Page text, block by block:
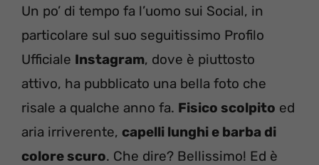
Un po’ di tempo fa l’uomo sui Social, in
particolare sul suo seguitissimo Profilo
Ufficiale Instagram, dove è piuttosto
attivo, ha pubblicato una bella foto che
risale a qualche anno fa. Fisico scolpito ed
aria irriverente, capelli lunghi e barba di
colore scuro. Che dire? Bellissimo! Ed è